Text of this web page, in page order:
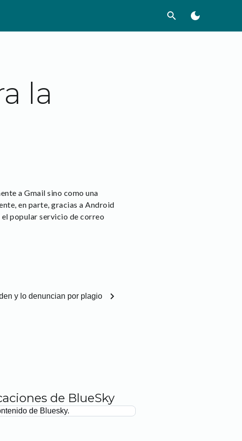
search dark_mode
la
a Gmail sino como una
en parte, gracias a Android
popular servicio de correo
y lo denuncian por plagio chevron_right
de BlueSky
de Bluesky.